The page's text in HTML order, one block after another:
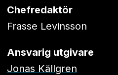
Chefredaktör
Frasse Levinsson
Ansvarig utgivare
Jonas Källgren